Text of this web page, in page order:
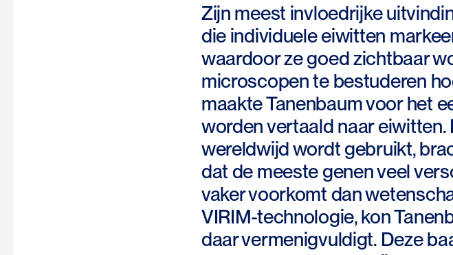
Zijn meest invloedrijke
die individuele eiwitten
waardoor ze goed zichtbaar
microscopen te bestuderen
maakte Tanenbaum voor het
worden vertaald naar
wereldwijd wordt gebruikt,
dat de meeste genen veel
vaker voorkomt dan
VIRIM-technologie, kon
daar vermenigvuldigt. Deze